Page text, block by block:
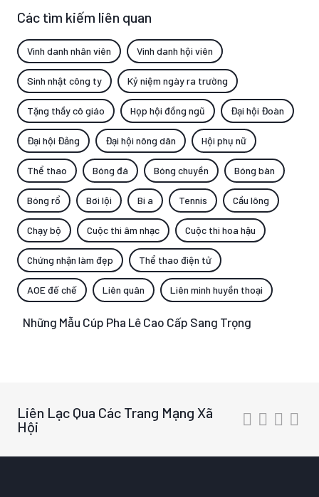
Các tìm kiếm liên quan
Vinh danh nhân viên Vinh danh hội viên
Sinh nhật công ty Kỷ niệm ngày ra trường
Tặng thầy cô giáo Họp hội đồng ngũ Đại hội Đoàn
Đại hội Đảng Đại hội nông dân Hội phụ nữ
Thể thao Bóng đá Bóng chuyền Bóng bàn
Bóng rổ Bơi lội Bi a Tennis Cầu lông
Chạy bộ Cuộc thi âm nhạc Cuộc thi hoa hậu
Chứng nhận làm đẹp Thể thao điện tử
AOE đế chế Liên quân Liên minh huyền thoại
Những Mẫu Cúp Pha Lê Cao Cấp Sang Trọng
Liên Lạc Qua Các Trang Mạng Xã
Hội